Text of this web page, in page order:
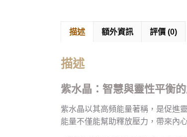
描述 額外資訊 評價 (0)
描述
紫水晶：智慧與靈性平衡
紫水晶以其高頻能量著稱，是促進
能量不僅能幫助釋放壓力，帶來內